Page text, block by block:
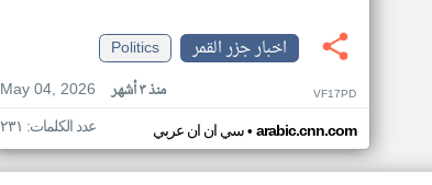
اخبار جزر القمر
Politics
May 04, 2026
منذ ٣ أشهر VF17PD
سي ان ان عربي• arabic.cnn.com عدد الكلمات: ٢٣١